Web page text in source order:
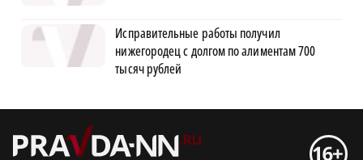
Исправительные работы получил
нижегородец с долгом по алиментам 700
тысяч рублей